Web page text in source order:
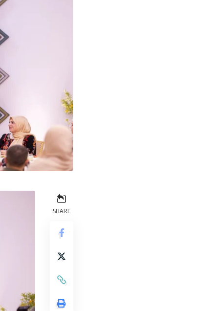
SHARE